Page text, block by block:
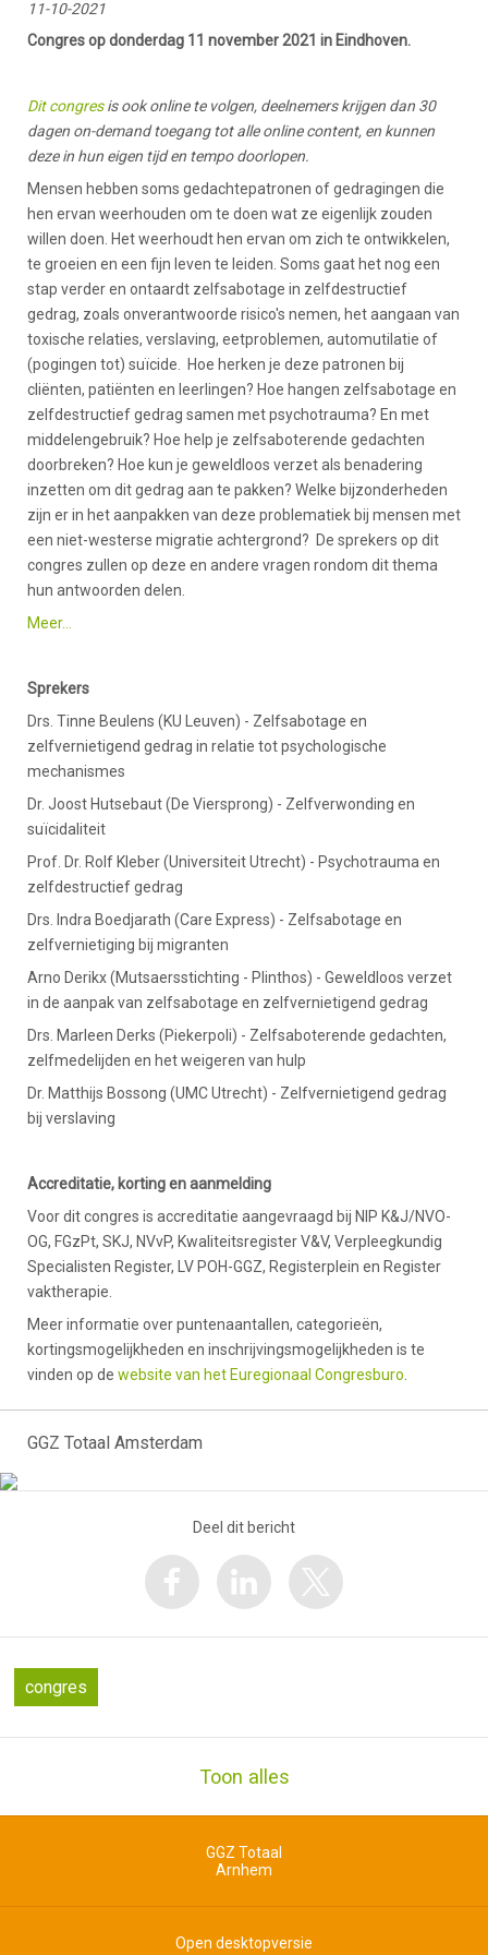
11-10-2021
Congres op donderdag 11 november 2021 in Eindhoven.
Dit congres is ook online te volgen, deelnemers krijgen dan 30
dagen on-demand toegang tot alle online content, en kunnen
deze in hun eigen tijd en tempo doorlopen.
Mensen hebben soms gedachtepatronen of gedragingen die
hen ervan weerhouden om te doen wat ze eigenlijk zouden
willen doen. Het weerhoudt hen ervan om zich te ontwikkelen,
te groeien en een fijn leven te leiden. Soms gaat het nog een
stap verder en ontaardt zelfsabotage in zelfdestructief
gedrag, zoals onverantwoorde risico's nemen, het aangaan van
toxische relaties, verslaving, eetproblemen, automutilatie of
(pogingen tot) suïcide. Hoe herken je deze patronen bij
cliënten, patiënten en leerlingen? Hoe hangen zelfsabotage en
zelfdestructief gedrag samen met psychotrauma? En met
middelengebruik? Hoe help je zelfsaboterende gedachten
doorbreken? Hoe kun je geweldloos verzet als benadering
inzetten om dit gedrag aan te pakken? Welke bijzonderheden
zijn er in het aanpakken van deze problematiek bij mensen met
een niet-westerse migratie achtergrond? De sprekers op dit
congres zullen op deze en andere vragen rondom dit thema
hun antwoorden delen.
Meer…
Sprekers
Drs. Tinne Beulens (KU Leuven) - Zelfsabotage en
zelfvernietigend gedrag in relatie tot psychologische
mechanismes
Dr. Joost Hutsebaut (De Viersprong) - Zelfverwonding en
suïcidaliteit
Prof. Dr. Rolf Kleber (Universiteit Utrecht) - Psychotrauma en
zelfdestructief gedrag
Drs. Indra Boedjarath (Care Express) - Zelfsabotage en
zelfvernietiging bij migranten
Arno Derikx (Mutsaersstichting - Plinthos) - Geweldloos verzet
in de aanpak van zelfsabotage en zelfvernietigend gedrag
Drs. Marleen Derks (Piekerpoli) - Zelfsaboterende gedachten,
zelfmedelijden en het weigeren van hulp
Dr. Matthijs Bossong (UMC Utrecht) - Zelfvernietigend gedrag
bij verslaving
Accreditatie, korting en aanmelding
Voor dit congres is accreditatie aangevraagd bij NIP K&J/NVO-
OG, FGzPt, SKJ, NVvP, Kwaliteitsregister V&V, Verpleegkundig
Specialisten Register, LV POH-GGZ, Registerplein en Register
vaktherapie.
Meer informatie over puntenaantallen, categorieën,
kortingsmogelijkheden en inschrijvingsmogelijkheden is te
vinden op de website van het Euregionaal Congresburo
GGZ Totaal Amsterdam
Deel dit bericht
congres
Toon alles
GGZ Totaal
Arnhem
Open desktopversie